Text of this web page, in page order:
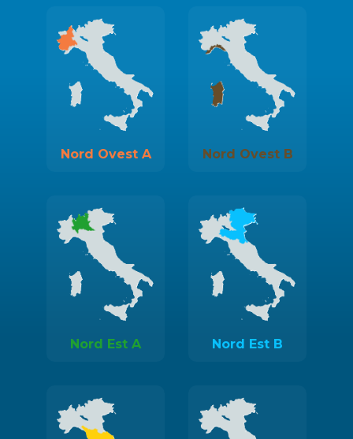
Nord Ovest A Nord Ovest B
Nord Est A Nord Est B